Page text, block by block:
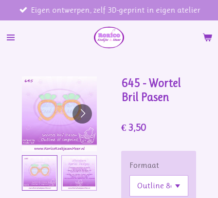
direct
naar
Eigen ontwerpen, zelf 3D-geprint in eigen atelier
645 - Wortel
Bril Pasen
€ 3,50
Formaat